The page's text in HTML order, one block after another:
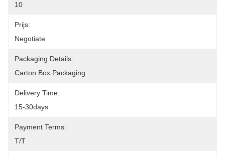
10
Prijs:
Negotiate
Packaging Details:
Carton Box Packaging
Delivery Time:
15-30days
Payment Terms:
T/T